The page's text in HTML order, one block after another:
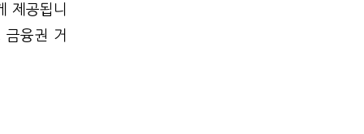
제공됩니
금융권 거